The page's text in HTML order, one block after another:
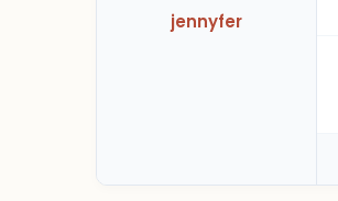
jennyfer